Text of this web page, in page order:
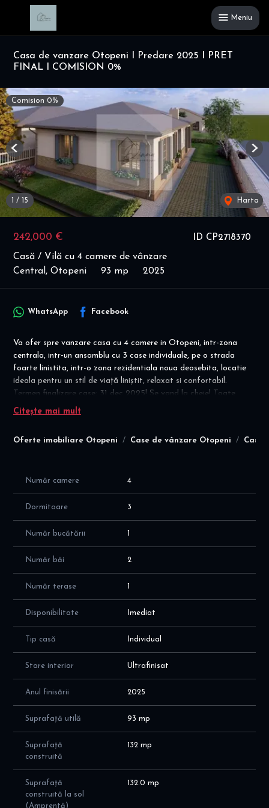
Meniu
Casa de vanzare Otopeni I Predare 2025 I PRET
FINAL I COMISION 0%
ID CP2718370
242,000 €
Casă / Vilă cu 4 camere de vânzare
Central, Otopeni
93 mp 2025
Comision 0%
1 / 15 Harta
Previous
Oferte imobiliare Otopeni Case de vânzare Otopeni Case
WhatsApp Facebook
Va ofer spre vanzare casa cu 4 camere in Otopeni, intr-zona
centrala, intr-un ansamblu cu 3 case individuale, pe o strada
foarte linistita, intr-o zona rezidentiala noua deosebita, locatie
ideala pentru un stil de viață liniștit, relaxat si confortabil.
Termen finalizare case: 31 dec 2025! Se vand la cheie! Toate
utilitatile: gaze, curent, canalizare si apa!
plus cota drum acces, suprafata construita de 132 mp, suprafata
PARTER
- hol intrare de 5,4 plus hol interior de 4 mp
- living de 21 mp
- 3 dormitoare de 13 mp, 13 mp si 13,4 mp
aerisire naturala
POD: depozitare (este placa peste parter); inaltime la coama de
Drumul de acces are o latime de 5 m si va fi amenajat cu pavele.
Utilitati: energie electrica trifazata, gaz natural, apa si
canalizare la reteaua orasului; internet si tv
- sistem de interfon
- constructie din caramida, cadre de beton armat; placa peste
- compartimentare din caramida cu goluri, tencuiala pe baza de
- inaltimea camerelor este una foarte generoasa de 2,90 m
- pachet termosistem cu polistiren expandat de 15 cm EPS 80
Citește mai mult
Număr camere 4
Dormitoare 3
Număr bucătării 1
Număr băi 2
Număr terase 1
Disponibilitate Imediat
Tip casă Individual
Stare interior Ultrafinisat
Anul finisării 2025
Suprafață utilă 93 mp
Suprafață
construită
132 mp
Suprafață
construită la sol
(Amprentă)
132.0 mp